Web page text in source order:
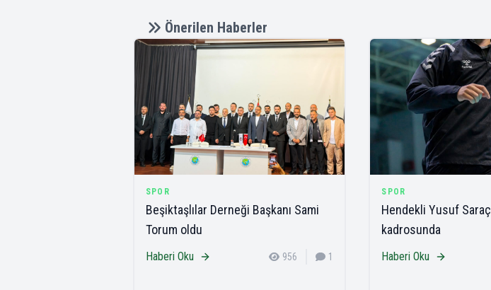
Önerilen Haberler
SPOR
Beşiktaşlılar Derneği Başkanı Sami
Torum oldu
Haberi Oku 956 1
SPOR
Hendekli Yusuf
kadrosunda
Haberi Oku